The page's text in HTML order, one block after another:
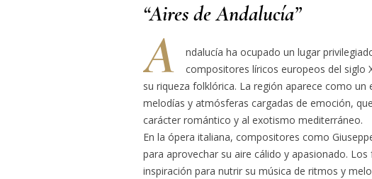
“Aires de Andalucía”
A
ndalucía ha ocupado un lugar
compositores líricos europeos del siglo
su riqueza folklórica. La región aparece como
melodías y atmósferas cargadas de emoción,
carácter romántico y al exotismo mediterráneo.
En la ópera italiana, compositores como
para aprovechar su aire cálido y apasionado.
inspiración para nutrir su música de ritmos y